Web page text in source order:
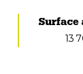
Surface
13